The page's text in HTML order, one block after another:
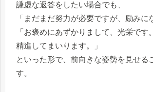
謙虚な返答をしたい場合でも、
「まだまだ努力が必要ですが、励みに
「お褒めにあずかりまして、光栄です
精進してまいります。」
といった形で、前向きな姿勢を見せる
す。